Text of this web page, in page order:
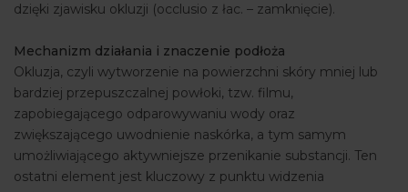
dzięki zjawisku okluzji (occlusio z łac. – zamknięcie).
Mechanizm działania i znaczenie podłoża
Okluzja, czyli wytworzenie na powierzchni skóry mniej lub
bardziej przepuszczalnej powłoki, tzw. filmu,
zapobiegającego odparowywaniu wody oraz
zwiększającego uwodnienie naskórka, a tym samym
umożliwiającego aktywniejsze przenikanie substancji. Ten
ostatni element jest kluczowy z punktu widzenia